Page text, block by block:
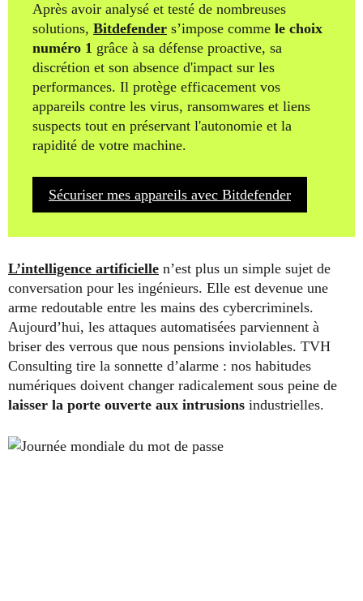
Après avoir analysé et testé de nombreuses
solutions, Bitdefender s’impose comme le choix
numéro 1 grâce à sa défense proactive, sa
discrétion et son absence d'impact sur les
performances. Il protège efficacement vos
appareils contre les virus, ransomwares et liens
suspects tout en préservant l'autonomie et la
rapidité de votre machine.
Sécuriser mes appareils avec Bitdefender
L’intelligence artificielle n’est plus un simple sujet de
conversation pour les ingénieurs. Elle est devenue une
arme redoutable entre les mains des cybercriminels.
Aujourd’hui, les attaques automatisées parviennent à
briser des verrous que nous pensions inviolables. TVH
Consulting tire la sonnette d’alarme : nos habitudes
numériques doivent changer radicalement sous peine de
laisser la porte ouverte aux intrusions industrielles.